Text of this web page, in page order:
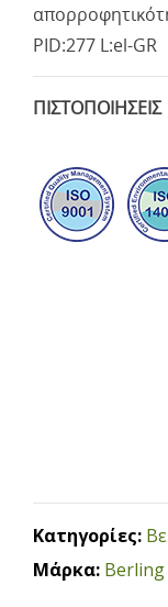
PID:277 L:el-GR
ΠΙΣΤΟΠΟΙΗΣΕΙΣ
Κατηγορίες:
Μάρκα: Berling